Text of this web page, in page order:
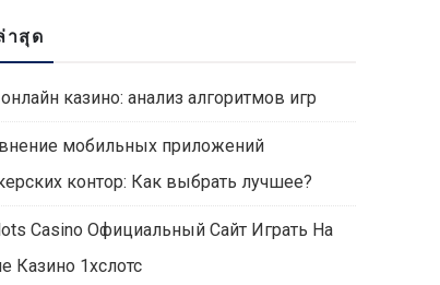
าสุด
казино: анализ алгоритмов игр
мобильных приложений
контор: Как выбрать лучшее?
Casino Официальный Сайт Играть На
Казино 1хслотс